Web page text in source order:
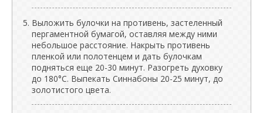
Выложить булочки на противень, застеленный
пергаментной бумагой, оставляя между ними
небольшое расстояние. Накрыть противень
пленкой или полотенцем и дать булочкам
подняться еще 20-30 минут. Разогреть духовку
до 180°C. Выпекать Синнабоны 20-25 минут, до
золотистого цвета.